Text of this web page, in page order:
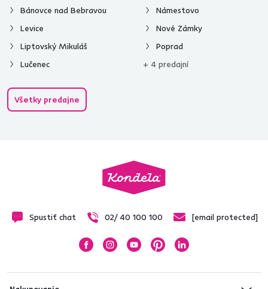
Súhlasím s posielaním pravidelného newslettra
na uvedenú adresu.*
Odoberať
e‑mailov tak, aby vám nič neušlo.